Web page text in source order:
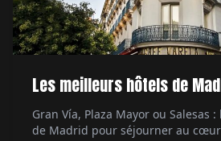
Les meilleurs hôtels de
Gran Vía, Plaza Mayor ou Salesas
de Madrid pour séjourner au